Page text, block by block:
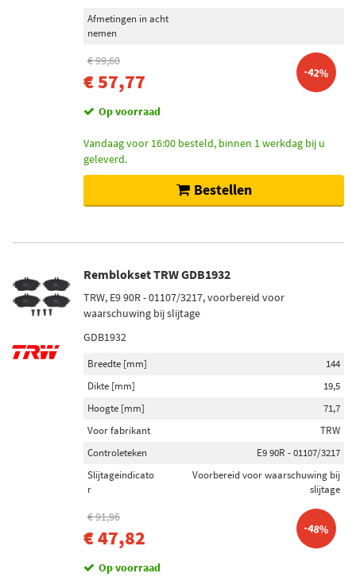
Afmetingen in acht
nemen
€ 99,60
€ 57,77 -42%
Op voorraad
Vandaag voor 16:00 besteld, binnen 1 werkdag bij u
geleverd.
Bestellen
Remblokset TRW GDB1932
TRW, E9 90R - 01107/3217, voorbereid voor
waarschuwing bij slijtage
GDB1932
Breedte [mm]
144
Dikte [mm]
19,5
Hoogte [mm]
71,7
Voor fabrikant
TRW
Controleteken
E9 90R - 01107/3217
Slijtageindicato
r
Voorbereid voor waarschuwing bij
slijtage
€ 91,96
€ 47,82 -48%
Op voorraad